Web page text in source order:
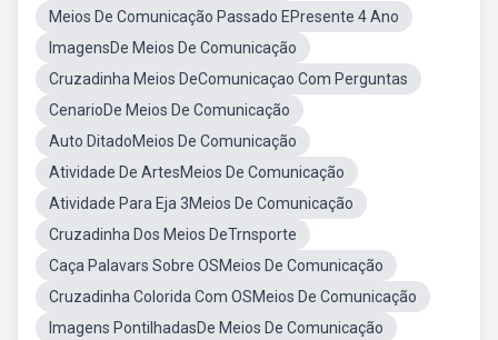
Meios De Comunicação Passado EPresente 4 Ano
ImagensDe Meios De Comunicação
Cruzadinha Meios DeComunicaçao Com Perguntas
CenarioDe Meios De Comunicação
Auto DitadoMeios De Comunicação
Atividade De ArtesMeios De Comunicação
Atividade Para Eja 3Meios De Comunicação
Cruzadinha Dos Meios DeTrnsporte
Caça Palavars Sobre OSMeios De Comunicação
Cruzadinha Colorida Com OSMeios De Comunicação
Imagens PontilhadasDe Meios De Comunicação